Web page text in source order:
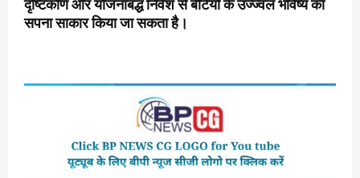
दृष्टिकोण और योजनाबद्ध निवेश से बेटियों के उज्ज्वल भविष्य का
सपना साकार किया जा सकता है।